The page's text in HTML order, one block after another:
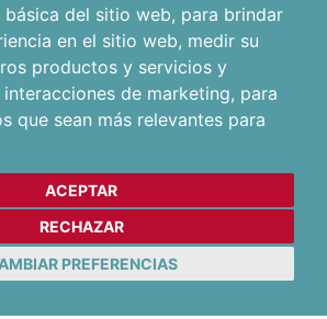
del sitio web, para brindar
en el sitio web, medir su
productos y servicios y
de marketing, para
que sean más relevantes para
ACEPTAR
RECHAZAR
PREFERENCIAS